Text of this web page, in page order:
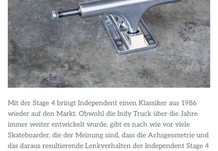
Mit der Stage 4 bringt Independent einen Klassiker aus 1986
wieder auf den Markt. Obwohl die Indy Truck über die Jahre
immer weiter entwickelt wurde, gibt es nach wie vor viele
Skateboarder, die der Meinung sind, dass die Achsgeometrie und
das daraus resultierende Lenkverhalten der Independent Stage 4